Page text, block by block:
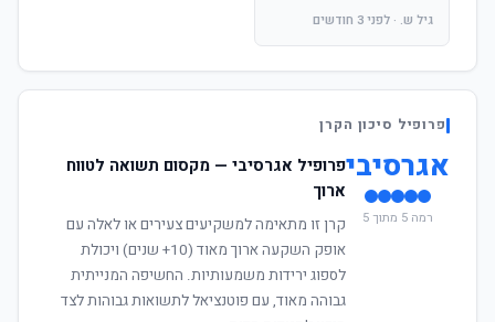
גיל ש. · לפני 3 חודשים
פרופיל סיכון הקרן
אגרסיבי
רמה 5 מתוך 5
פרופיל אגרסיבי — מקסום תשואה לטווח
ארוך
קרן זו מתאימה למשקיעים צעירים או לאלה עם
אופק השקעה ארוך מאוד (10+ שנים) ויכולת
לספוג ירידות משמעותיות. החשיפה המנייתית
גבוהה מאוד, עם פוטנציאל לתשואות גבוהות לצד